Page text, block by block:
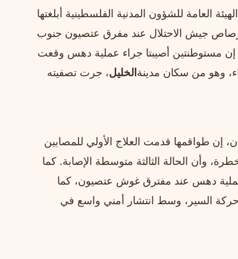
العامة للشؤون المدنية الفلسطينية أبلغتها
برصاص جيش الاحتلال عند مفرق عتصيون جنوب
إن مستوطنتين أصيبتا جراء عملية دهس وقعت
وهو من سكان مدينةالخليل، جرت تصفيته
إن طواقمها قدمت العلاج الأولي للمصابين
وأن الحالة الثالثة متوسطة الإصابة. كما
عملية دهس عند مفترق غوش عتصيون، كما
قرب المفترق أمام حركة السير، وسط انتشار أمني واسع في